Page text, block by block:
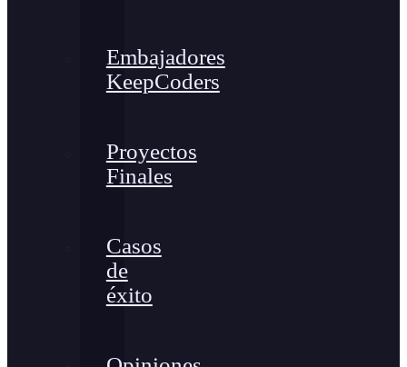
Embajadores
KeepCoders
Proyectos
Finales
Casos
de
éxito